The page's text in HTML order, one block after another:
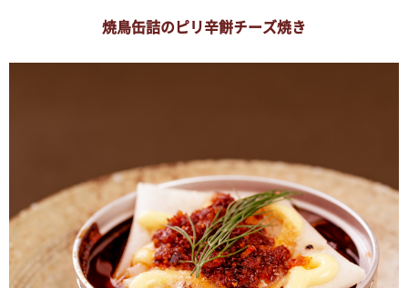
焼鳥缶詰のピリ辛餅チーズ焼き